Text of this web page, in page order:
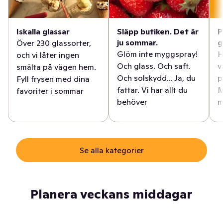
Iskalla glassar
Över 230 glassorter,
och vi låter ingen
smälta på vägen hem.
Fyll frysen med dina
favoriter i sommar
Släpp butiken. Det är
ju sommar.
Glöm inte myggspray!
Och glass. Och saft.
Och solskydd... Ja, du
fattar. Vi har allt du
behöver
Se alla kategorier
Planera veckans middagar